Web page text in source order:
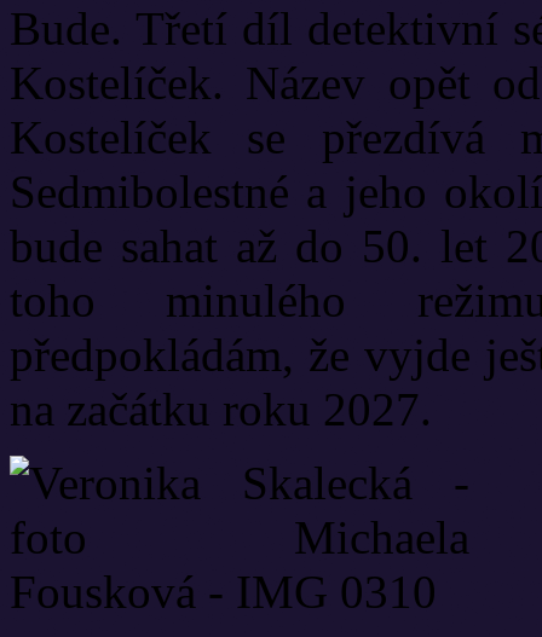
Bude. Třetí díl detektivní
Kostelíček. Název opět
Kostelíček se přezdívá
Sedmibolestné a jeho
bude sahat až do 50. let
toho minulého
předpokládám, že vyjde
na začátku roku 2027.